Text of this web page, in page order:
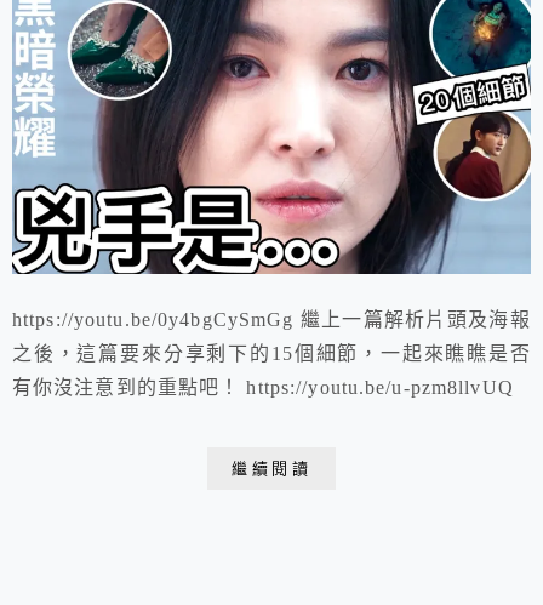
https://youtu.be/0y4bgCySmGg 繼上一篇解析片頭及海報
之後，這篇要來分享剩下的15個細節，一起來瞧瞧是否
有你沒注意到的重點吧！ https://youtu.be/u-pzm8llvUQ
繼續閱讀